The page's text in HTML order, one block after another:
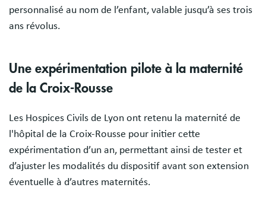
personnalisé au nom de l’enfant, valable jusqu’à ses trois
ans révolus.
Une expérimentation pilote à la maternité
de la Croix-Rousse
Les Hospices Civils de Lyon ont retenu la maternité de
l'hôpital de la Croix-Rousse pour initier cette
expérimentation d’un an, permettant ainsi de tester et
d’ajuster les modalités du dispositif avant son extension
éventuelle à d’autres maternités.